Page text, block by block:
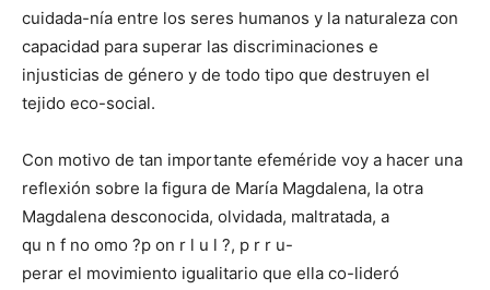
cuidada-nía entre los seres humanos y la naturaleza con
capacidad para superar las discriminaciones e
injusticias de género y de todo tipo que destruyen el
tejido eco-social.
Con motivo de tan importante efeméride voy a hacer una
reflexión sobre la figura de María Magdalena, la otra
Magdalena desconocida, olvidada, maltratada, a
qu n f no omo ?p on r l u l ?, p r r u-
perar el movimiento igualitario que ella co-lideró